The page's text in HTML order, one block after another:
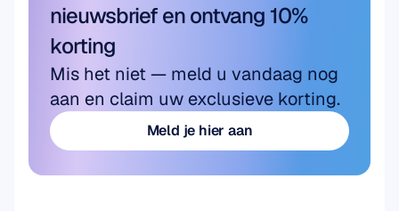
nieuwsbrief en ontvang 10%
korting
Mis het niet — meld u vandaag nog
aan en claim uw exclusieve korting.
Meld je hier aan